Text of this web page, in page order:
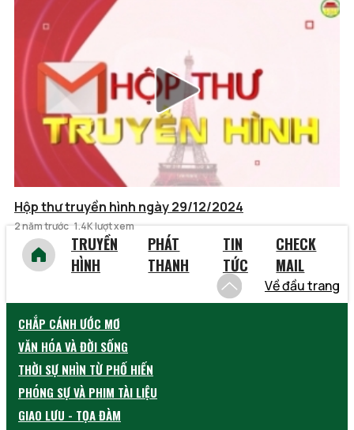
Hộp thư truyền hình ngày 29/12/2024
2 năm trước 1.4K lượt xem
TRUYỀN
HÌNH
PHÁT
THANH
TIN
TỨC
CHECK
MAIL
Về đầu trang
CHẮP CÁNH ƯỚC MƠ
VĂN HÓA VÀ ĐỜI SỐNG
THỜI SỰ NHÌN TỪ PHỐ HIẾN
PHÓNG SỰ VÀ PHIM TÀI LIỆU
GIAO LƯU - TỌA ĐÀM